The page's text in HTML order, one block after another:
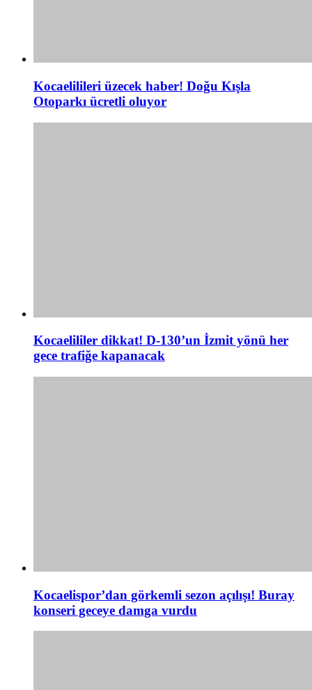
Kocaelilileri üzecek haber! Doğu Kışla
Otoparkı ücretli oluyor
Kocaelililer dikkat! D-130’un İzmit yönü her
gece trafiğe kapanacak
Kocaelispor’dan görkemli sezon açılışı! Buray
konseri geceye damga vurdu